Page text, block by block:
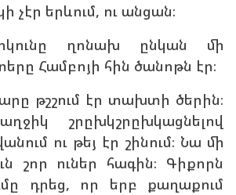
չէր երևում, ու անցան։
ղոնախ ընկան մի
Համբոյի հին ծանոթն էր։
թշշում էր տախտի ծերին։
շրըխկշրըխկացնելով
ու թեյ էր շինում։ Նա մի
շոր ուներ հագին։ Գիքորն
դրեց, որ երբ քաղաքում